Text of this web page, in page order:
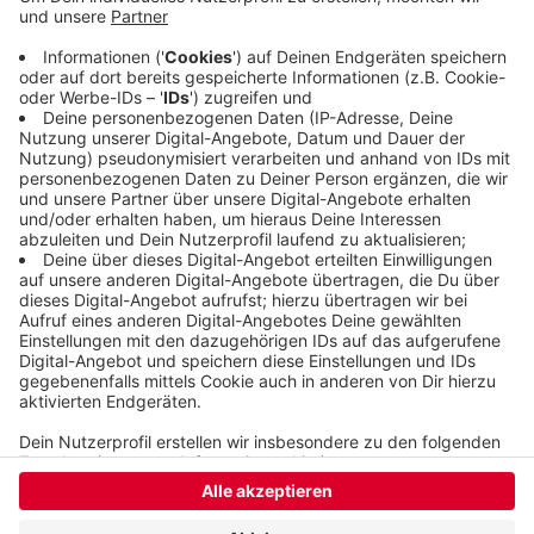
werde womöglich einige Lehrveranstaltungen vor
Ort überflüssig machen, eine bessere Anbindung
der Uni, auch für den Radverkehr oder für Car-
Sharing-Angebote, bleibe aber wichtig.
Veröffentlicht:Montag, 23.08.2021 11:42
Anzeige
Anzeige